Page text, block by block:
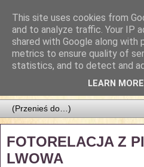
Parafia
Zbawiciela
PARAFIA NAJŚWIĘTSZEGO
FOTORELACJA Z
LWOWA
This site uses cookies from
and to analyze traffic. Your IP
shared with Google along with
metrics to ensure quality of
statistics, and to detect and
LEARN MORE